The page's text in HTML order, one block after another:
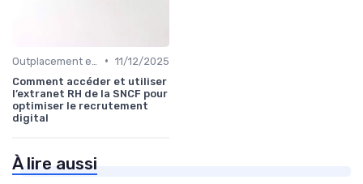
• 11/12/2025
Comment accéder et utiliser
l’extranet RH de la SNCF pour
optimiser le recrutement
digital
À lire aussi